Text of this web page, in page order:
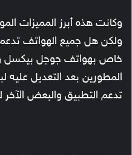
وكانت هذه أبرز المميزات
ولكن هل جميع الهواتف تدعم
خاص بهواتف جوجل بيكسل
المطورين بعد التعديل
تدعم التطبيق والبعض الآخر